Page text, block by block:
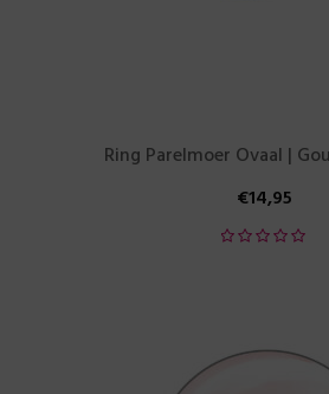
Ring Parelmoer Ovaal |
€14,95